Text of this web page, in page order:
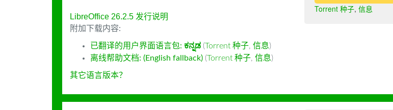
Torrent 种子, 信息
LibreOffice 26.2.5 发行说明
附加下载内容:
已翻译的用户界面语言包: ಕನ್ನಡ (Torrent 种子, 信息)
离线帮助文档: (English fallback) (Torrent 种子, 信息)
其它语言版本？